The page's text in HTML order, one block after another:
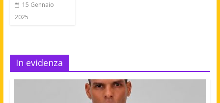
15 Gennaio
2025
In evidenza